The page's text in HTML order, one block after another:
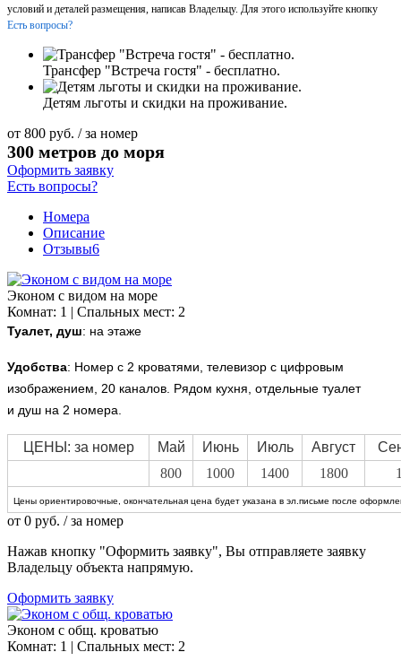
условий и деталей размещения, написав Владельцу. Для этого используйте кнопку
Есть вопросы?
Трансфер "Встреча гостя" - бесплатно.
Детям льготы и скидки на проживание.
от 800 руб. / за номер
300 метров до моря
Оформить заявку
Есть вопросы?
Номера
Описание
Отзывы6
Эконом с видом на море
Комнат: 1 | Спальных мест: 2
Туалет, душ: на этаже
Удобства: Номер с 2 кроватями, телевизор с цифровым
изображением, 20 каналов. Рядом кухня, отдельные туалет
и душ на 2 номера.
ЦЕНЫ: за номер Май Июнь Июль Август
800
1000 1400 1800
Цены ориентировочные, окончательная цена будет указана в эл.письме после
от 0 руб. / за номер
Нажав кнопку "Оформить заявку", Вы отправляете заявку
Владельцу объекта напрямую.
Оформить заявку
Эконом с общ. кроватью
Комнат: 1 | Спальных мест: 2